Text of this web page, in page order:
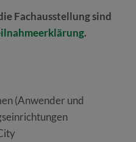
Fachausstellung sind
.
(Anwender und